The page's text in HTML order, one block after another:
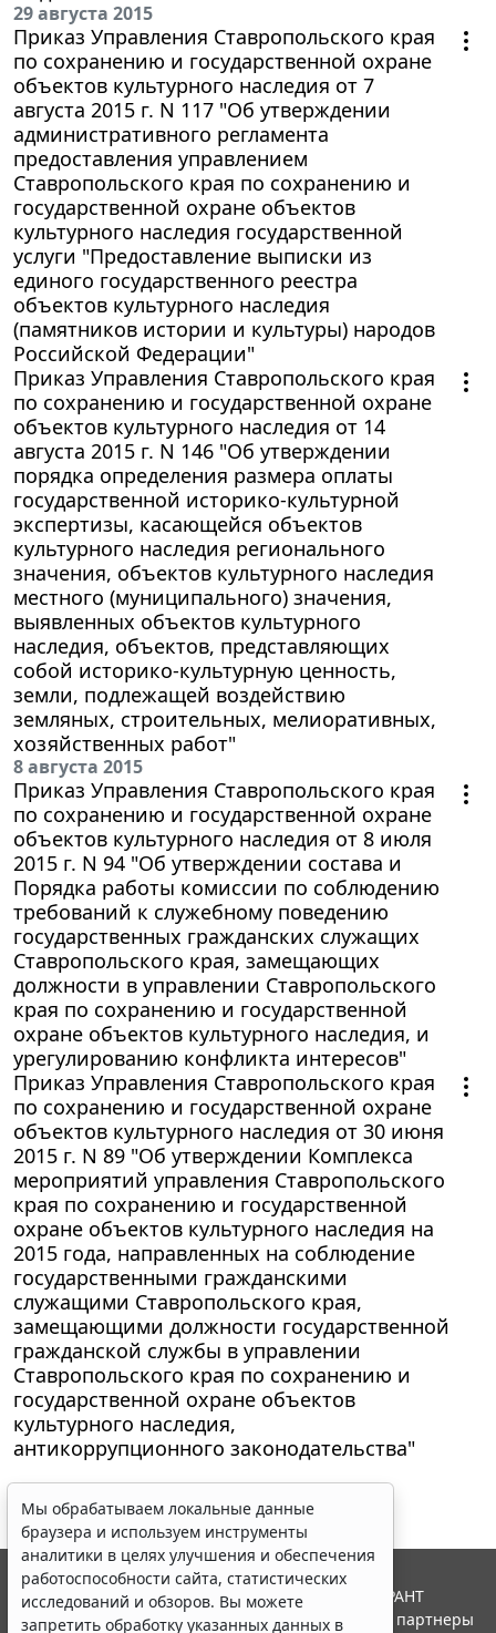
29 августа 2015
Приказ Управления Ставропольского края
по сохранению и государственной охране
объектов культурного наследия от 7
августа 2015 г. N 117 "Об утверждении
административного регламента
предоставления управлением
Ставропольского края по сохранению и
государственной охране объектов
культурного наследия государственной
услуги "Предоставление выписки из
единого государственного реестра
объектов культурного наследия
(памятников истории и культуры) народов
Российской Федерации"
Приказ Управления Ставропольского края
по сохранению и государственной охране
объектов культурного наследия от 14
августа 2015 г. N 146 "Об утверждении
порядка определения размера оплаты
государственной историко-культурной
экспертизы, касающейся объектов
культурного наследия регионального
значения, объектов культурного наследия
местного (муниципального) значения,
выявленных объектов культурного
наследия, объектов, представляющих
собой историко-культурную ценность,
земли, подлежащей воздействию
земляных, строительных, мелиоративных,
хозяйственных работ"
8 августа 2015
Приказ Управления Ставропольского края
по сохранению и государственной охране
объектов культурного наследия от 8 июля
2015 г. N 94 "Об утверждении состава и
Порядка работы комиссии по соблюдению
требований к служебному поведению
государственных гражданских служащих
Ставропольского края, замещающих
должности в управлении Ставропольского
края по сохранению и государственной
охране объектов культурного наследия, и
урегулированию конфликта интересов"
Приказ Управления Ставропольского края
по сохранению и государственной охране
объектов культурного наследия от 30 июня
2015 г. N 89 "Об утверждении Комплекса
мероприятий управления Ставропольского
края по сохранению и государственной
охране объектов культурного наследия на
2015 года, направленных на соблюдение
государственными гражданскими
служащими Ставропольского края,
замещающими должности государственной
гражданской службы в управлении
Ставропольского края по сохранению и
государственной охране объектов
культурного наследия,
антикоррупционного законодательства"
Мы обрабатываем локальные данные
браузера и используем инструменты
аналитики в целях улучшения и обеспечения
работоспособности сайта, статистических
исследований и обзоров. Вы можете
запретить обработку указанных данных в
© ООО "НПП "ГАРАНТ-СЕРВИС", 2026. Система ГАРАНТ
выпускается с 1990 года. Компания "Гарант" и ее партнеры